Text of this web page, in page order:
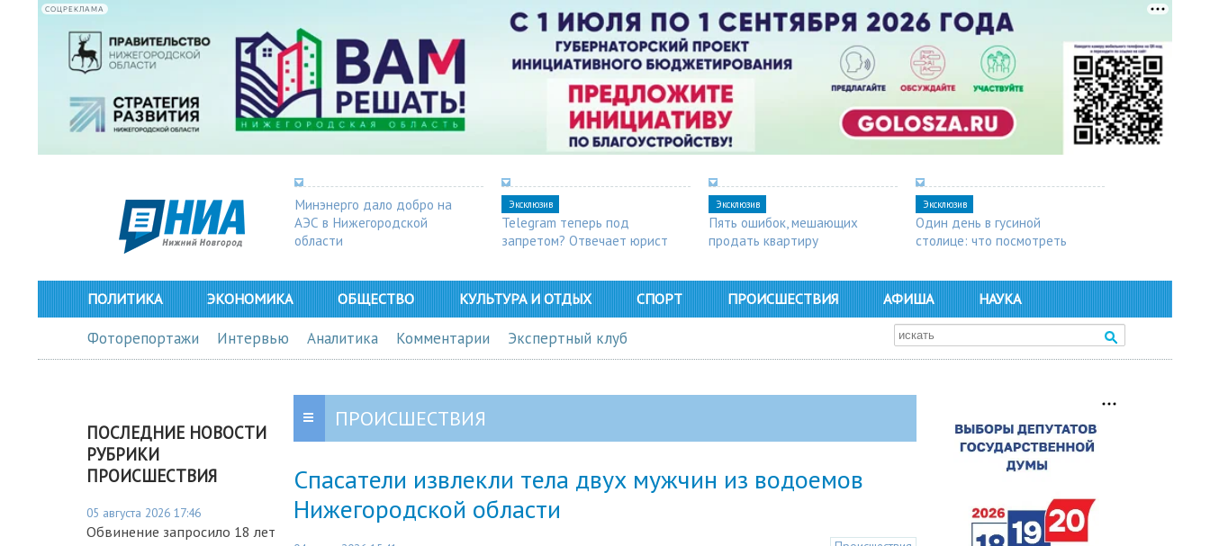
СОЦРЕКЛАМА
Минэнерго дало добро на
АЭС в Нижегородской
области
Эксклюзив
Telegram теперь под
запретом? Отвечает юрист
Эксклюзив
Пять ошибок, мешающих
продать квартиру
Эксклюзив
Один день в гусиной
столице: что посмотреть
ПОЛИТИКА ЭКОНОМИКА ОБЩЕСТВО КУЛЬТУРА И ОТДЫХ СПОРТ ПРОИСШЕСТВИЯ АФИША НАУКА
Фоторепортажи Интервью Аналитика Комментарии Экспертный клуб
ПОСЛЕДНИЕ НОВОСТИ
РУБРИКИ
ПРОИСШЕСТВИЯ
05 августа 2026 17:46
Обвинение запросило 18 лет
ПРОИСШЕСТВИЯ
Спасатели извлекли тела двух мужчин из водоемов
Нижегородской области